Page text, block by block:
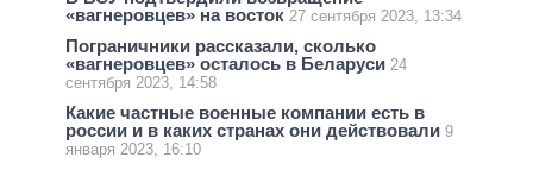
«вагнеровцев» на восток 27 сентября 2023, 13:34
Пограничники рассказали, сколько
«вагнеровцев» осталось в Беларуси 24
сентября 2023, 14:58
Какие частные военные компании есть в
россии и в каких странах они действовали 9
января 2023, 16:10